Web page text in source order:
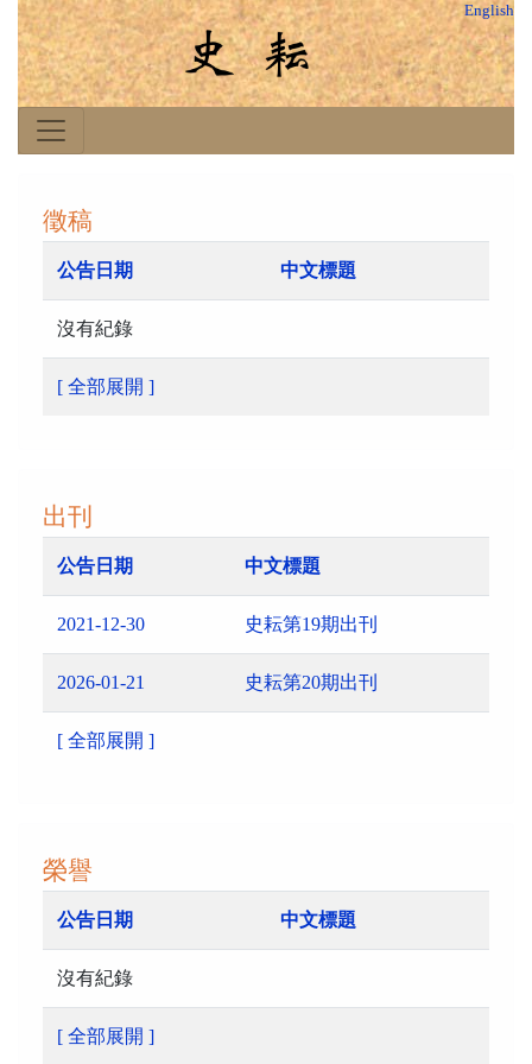
English
徵稿
公告日期 中文標題
沒有紀錄
[ 全部展開 ]
出刊
公告日期 中文標題
2021-12-30 史耘第19期出刊
2026-01-21 史耘第20期出刊
[ 全部展開 ]
榮譽
公告日期 中文標題
沒有紀錄
[ 全部展開 ]